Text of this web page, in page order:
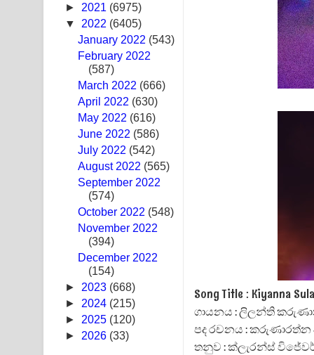
Hoda sihiyen Song Lyrics - හොද සිහියෙන් ගීතයේ
Awanken Song Lyrics - අවංකෙන් ගීතයේ පද පෙළ
Pa Sina Song Lyrics - පෑ සිනා ගීතයේ පද පෙළ
Pemwanthiye Song Lyrics - පෙම්වන්තියේ ගීතයේ
Manobhawa Song Lyrics - මනෝභව ගීතයේ පද පෙළ
Akahe Indala Song Lyrics - ආකාහේ ඉඳලා ගීතයේ පද
Saddeta Denna Song Lyrics - සද්දෙට දෙන්න ගීතයේ
Kaalaya Song Lyrics - කාලය ගීතයේ පද පෙළ
Aramuna Song Lyrics - අරමුණ ගීතයේ පද පෙළ
Sandata Duka Hithila Song Lyrics - සඳට දුක
Sihina Song Lyrics - සිහින ගීතයේ පද පෙළ
► 2021 (6975)
▼ 2022 (6405)
January 2022 (543)
February 2022
(587)
March 2022 (666)
April 2022 (630)
May 2022 (616)
June 2022 (586)
July 2022 (542)
August 2022 (565)
September 2022
(574)
October 2022 (548)
November 2022
(394)
December 2022
(154)
► 2023 (668)
► 2024 (215)
► 2025 (120)
► 2026 (33)
Song Title : Kiyanna
ගායනය : ලිලන්ති
පද රචනය :
තනුව : ක්ලැරන්ස්